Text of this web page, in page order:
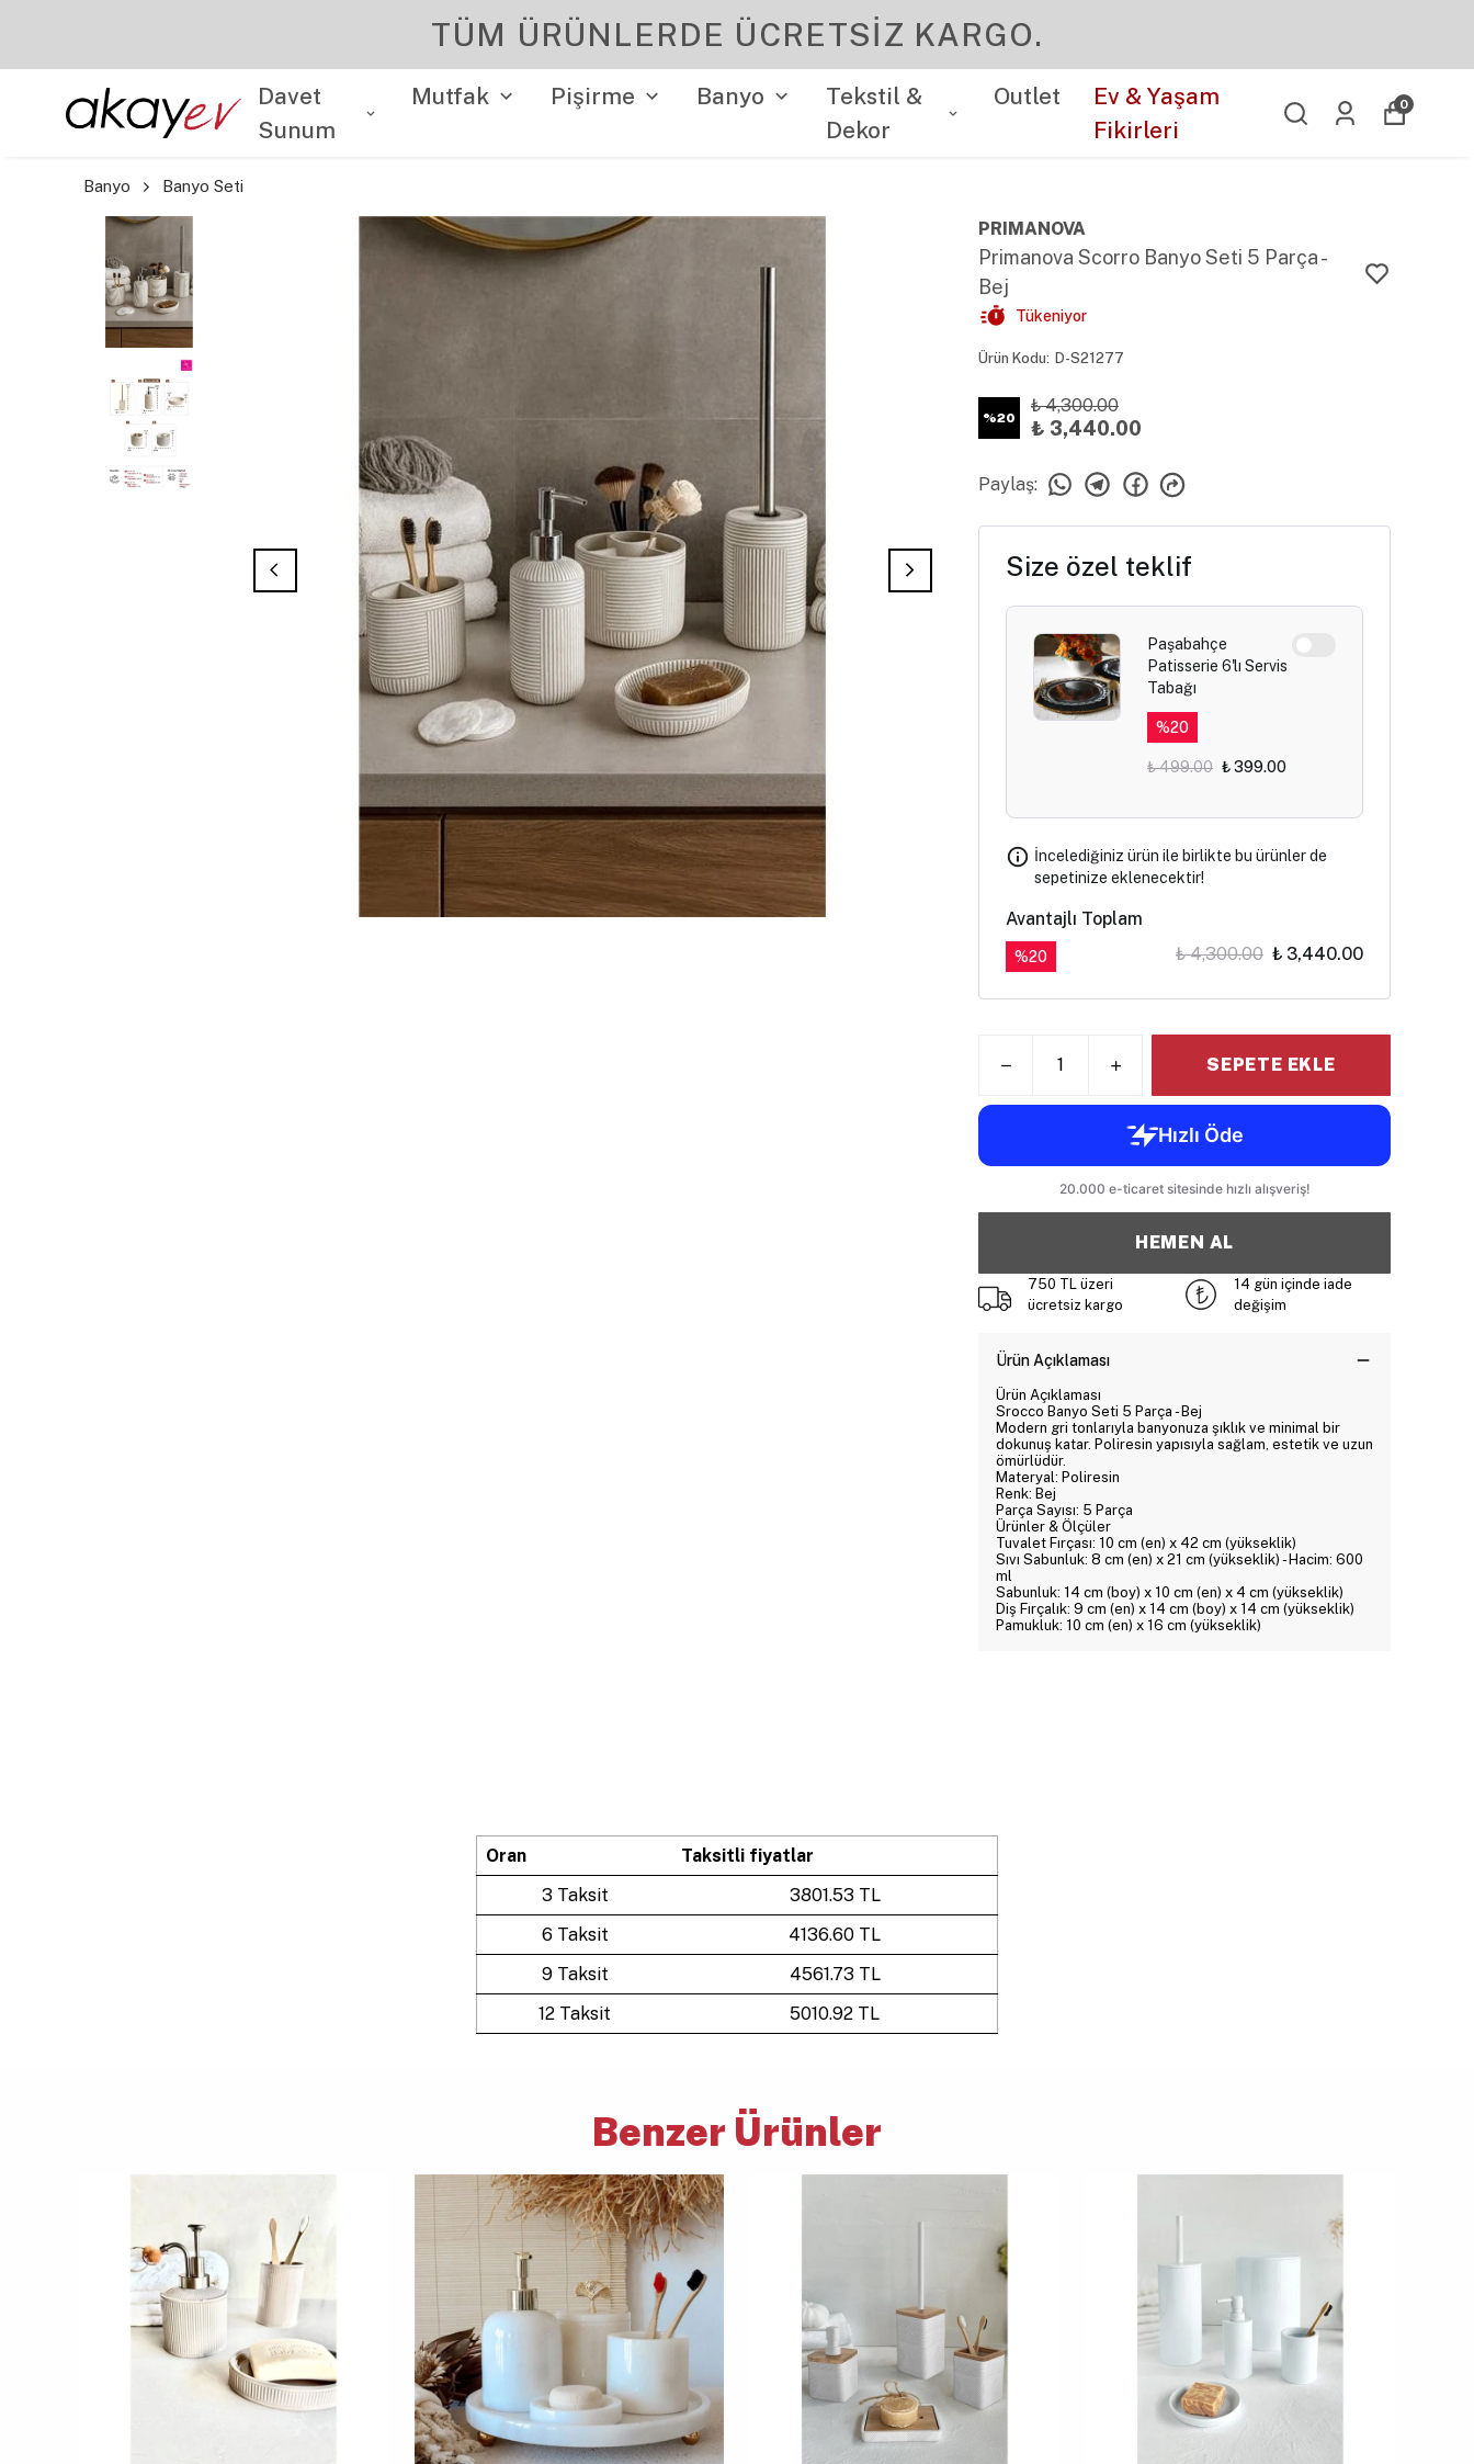
YENI SEZON ÜRÜNLER
Davet
Sunum
Mutfak Pişirme Banyo
Tekstil &
Dekor
Outlet
Ev & Yaşam
Fikirleri
0
Banyo Banyo Seti
PRIMANOVA
Primanova Scorro Banyo Seti 5 Parça -
Bej
Tükeniyor
Ürün Kodu: D-S21277
%20
₺ 4,300.00
₺ 3,440.00
Paylaş:
Size özel teklif
Paşabahçe
Patisserie 6'lı Servis
Tabağı
%20
₺ 499.00 ₺ 399.00
İncelediğiniz ürün ile birlikte bu ürünler de
sepetinize eklenecektir!
Avantajlı Toplam
%20 ₺ 4,300.00 ₺ 3,440.00
SEPETE EKLE
HEMEN AL
750 TL üzeri
ücretsiz kargo
14 gün içinde iade
değişim
Ürün Açıklaması
Ürün Açıklaması
Srocco Banyo Seti 5 Parça - Bej
Modern gri tonlarıyla banyonuza şıklık ve minimal bir
dokunuş katar. Poliresin yapısıyla sağlam, estetik ve uzun
ömürlüdür.
Materyal: Poliresin
Renk: Bej
Parça Sayısı: 5 Parça
Ürünler & Ölçüler
Tuvalet Fırçası: 10 cm (en) x 42 cm (yükseklik)
Sıvı Sabunluk: 8 cm (en) x 21 cm (yükseklik) - Hacim: 600
ml
Sabunluk: 14 cm (boy) x 10 cm (en) x 4 cm (yükseklik)
Diş Fırçalık: 9 cm (en) x 14 cm (boy) x 14 cm (yükseklik)
Pamukluk: 10 cm (en) x 16 cm (yükseklik)
Oran
Taksitli fiyatlar
3 Taksit
3801.53 TL
6 Taksit
4136.60 TL
9 Taksit
4561.73 TL
12 Taksit
5010.92 TL
Benzer Ürünler